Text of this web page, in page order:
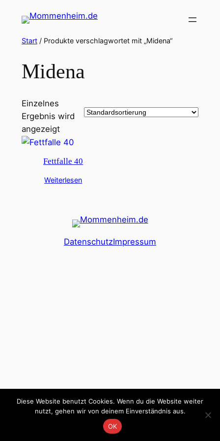
Inhalt
springen
Start/ Produkte verschlagwortet mit „Midena“
Midena
Einzelnes
Ergebnis wird
angezeigt
Fettfalle 40
Weiterlesen
DatenschutzImpressum
Diese Website benutzt Cookies. Wenn du die Website weiter
nutzt, gehen wir von deinem Einverständnis aus.
OK